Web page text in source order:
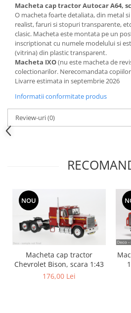
Macheta cap tractor Autocar A64,
O macheta foarte detaliata, din metal
realist, faruri si stopuri transparente,
clasic. Macheta este montata pe un
inscriptionat cu numele modelului si
(vitrina) din plastic transparent.
Macheta IXO(nu este macheta de
colectionarilor. Nerecomandata
Livarre estimata in septembrie 2026
Informatii conformitate produs
Review-uri(0)
NOU
Macheta cap tractor
Chevrolet Bison, scara 1:43
176,00 Lei